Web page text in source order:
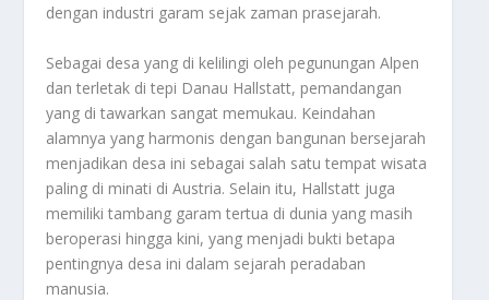
dengan industri garam sejak zaman prasejarah.
Sebagai desa yang di kelilingi oleh pegunungan Alpen
dan terletak di tepi Danau Hallstatt, pemandangan
yang di tawarkan sangat memukau. Keindahan
alamnya yang harmonis dengan bangunan bersejarah
menjadikan desa ini sebagai salah satu tempat wisata
paling di minati di Austria. Selain itu, Hallstatt juga
memiliki tambang garam tertua di dunia yang masih
beroperasi hingga kini, yang menjadi bukti betapa
pentingnya desa ini dalam sejarah peradaban
manusia.